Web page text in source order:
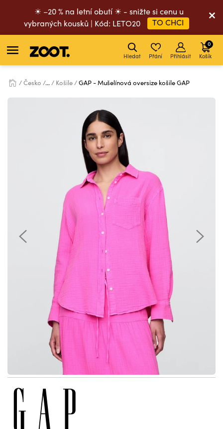
☀ –20 % na letní obutí ☀ - snižte si cenu u
vybraných kousků | Kód: LETO20
TO CHCI
Hledat Přání Přihlásit Košík
0
Česko ... Košile GAP - Mušelínová oversize košile GAP